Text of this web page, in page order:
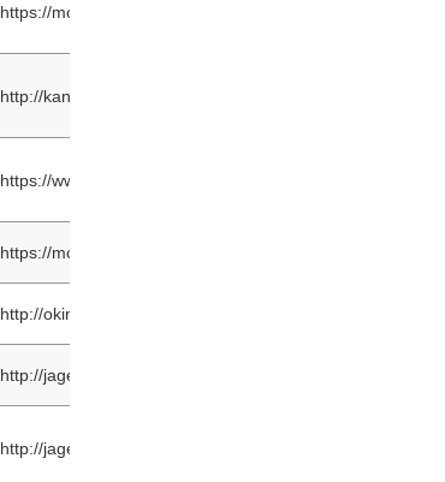
https://motogym-thk.com
http://kansaipylon.com
https://www.kanto-gymcyaya.info
https://motogymhokkaido.amebaownd.com
http://okinawajim.web.fc2.com
http://jage-h.sakura.ne.jp
http://jage.jpn.org/